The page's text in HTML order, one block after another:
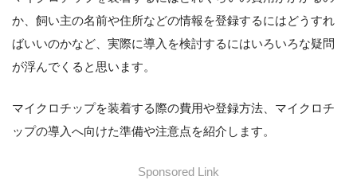
か、飼い主の名前や住所などの情報を登録するにはどうすれ
ばいいのかなど、実際に導入を検討するにはいろいろな疑問
が浮んでくると思います。
マイクロチップを装着する際の費用や登録方法、マイクロチ
ップの導入へ向けた準備や注意点を紹介します。
Sponsored Link